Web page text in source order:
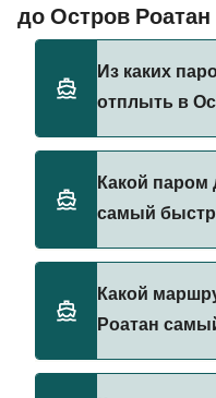
до Остров Роатан
Из каких
отплыть в
Utila
Ла - Сейба
Какой паром
самый
следует по
временем
Какой
Роатан